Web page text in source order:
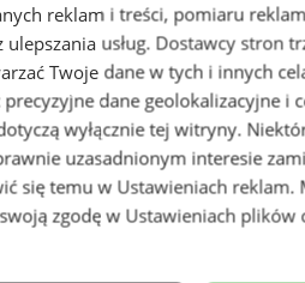
reklam i treści, pomiaru
usług. Dostawcy stron
Twoje dane w tych i innych
dane geolokalizacyjne i
wyłącznie tej witryny.
uzasadnionym interesie
się temu w Ustawieniach reklam.
zgodę w Ustawieniach plików